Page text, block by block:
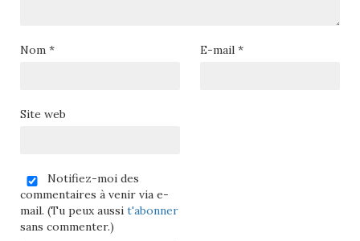
Nom * E-mail *
Site web
Notifiez-moi des
commentaires à venir via e-
mail. (Tu peux aussi t'abonner
sans commenter.)